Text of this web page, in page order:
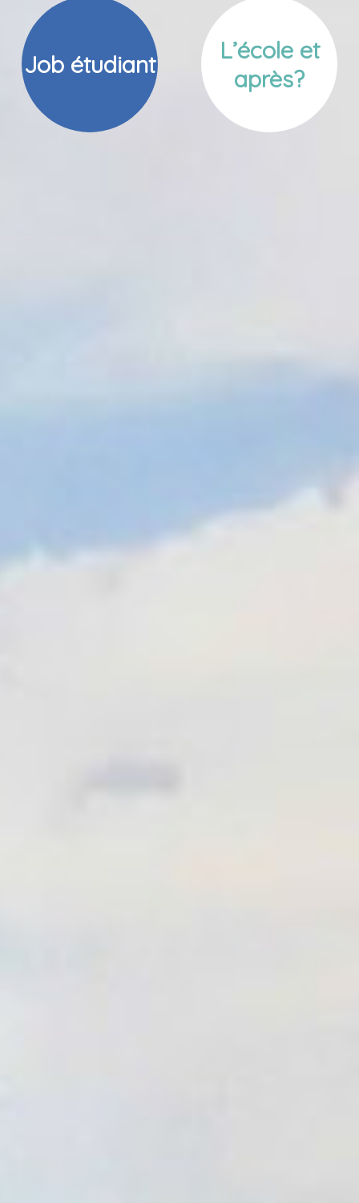
Job étudiant
L’école et
après?